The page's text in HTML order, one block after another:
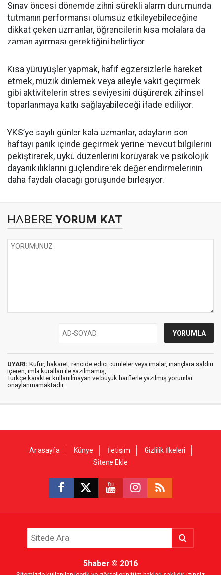
Sınav öncesi dönemde zihni sürekli alarm durumunda
tutmanın performansı olumsuz etkileyebileceğine
dikkat çeken uzmanlar, öğrencilerin kısa molalara da
zaman ayırması gerektiğini belirtiyor.
Kısa yürüyüşler yapmak, hafif egzersizlerle hareket
etmek, müzik dinlemek veya aileyle vakit geçirmek
gibi aktivitelerin stres seviyesini düşürerek zihinsel
toparlanmaya katkı sağlayabileceği ifade ediliyor.
YKS’ye sayılı günler kala uzmanlar, adayların son
haftayı panik içinde geçirmek yerine mevcut bilgilerini
pekiştirerek, uyku düzenlerini koruyarak ve psikolojik
dayanıklılıklarını güçlendirerek değerlendirmelerinin
daha faydalı olacağı görüşünde birleşiyor.
HABERE YORUM KAT
UYARI: Küfür, hakaret, rencide edici cümleler veya imalar, inançlara saldırı
içeren, imla kuralları ile yazılmamış,
Türkçe karakter kullanılmayan ve büyük harflerle yazılmış yorumlar
onaylanmamaktadır.
Anasayfa Künye İletişim
Gizlilik İlkeleri
Sitene Ekle
5haber © 2016